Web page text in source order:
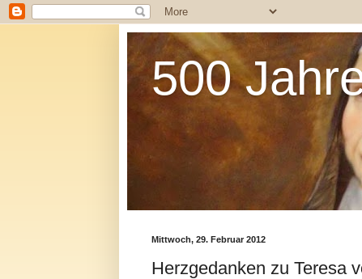
500
Mittwoch, 29. Februar 2012
Herzgedanken zu Teresa